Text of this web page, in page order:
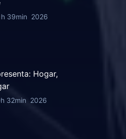
39min 2026
Hogar,
32min 2026